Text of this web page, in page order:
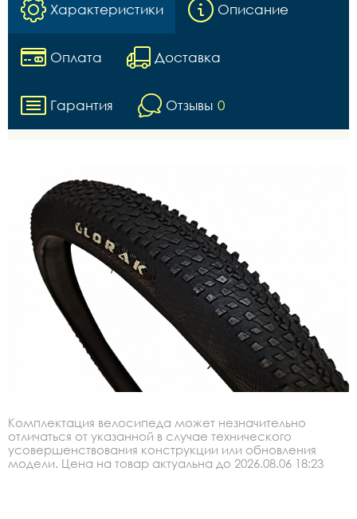
Характеристики Описание
Оплата Доставка
Гарантия Отзывы 0
Комплектация велосипеда может незначительно
отличаться от указанной в случае технического
усовершенствования конструкции или обновления
модели. Цена на товар актуальна до 2026.08.06 18:23